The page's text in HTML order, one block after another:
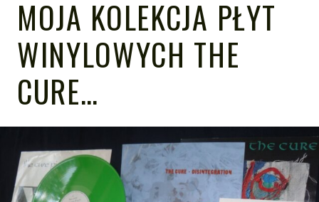
CURE
MOJA KOLEKCJA PŁYT
WINYLOWYCH THE
CURE…